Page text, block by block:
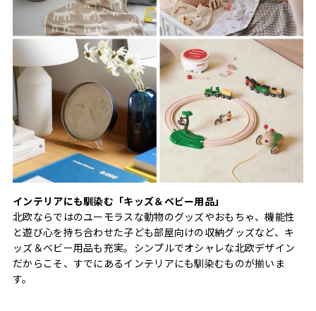
インテリアにも馴染む「キッズ＆ベビー用品」
北欧ならではのユーモラスな動物のグッズやおもちゃ、機能性
と遊び心を持ち合わせた子ども部屋向けの収納グッズなど、キ
ッズ＆ベビー用品も充実。シンプルでオシャレな北欧デザイン
だからこそ、すでにあるインテリアにも馴染むものが揃いま
す。